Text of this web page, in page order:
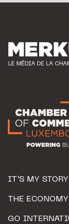
IT’S MY STORY
THE ECONOMY
GO